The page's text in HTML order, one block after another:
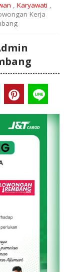
, Karyawati ,
Kerja